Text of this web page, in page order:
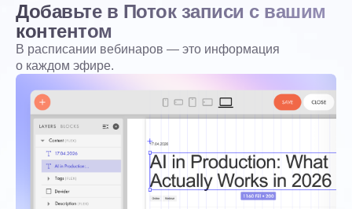
Добавьте в Поток записи с вашим
контентом
В расписании вебинаров — это информация
о каждом эфире.